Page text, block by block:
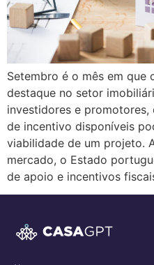
Setembro é o mês em que
destaque no setor
investidores e
de incentivo disponíveis
viabilidade de um projeto.
mercado, o Estado
de apoio e incentivos